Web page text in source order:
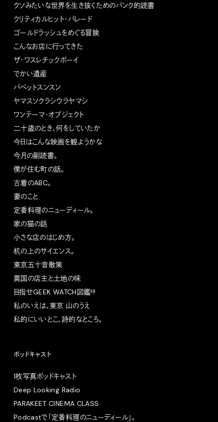
クソみたいな世界を生き抜くためのパンク的読書
クリティカルヒット・パレード
ゴールドラッシュをめぐる冒険
こんなお店に行ってきた
ザ・ワスレチックボーイ
でかい遺産
パペットスンスン
ヤマスソクラシウラヤマシ
ワンテーマ・オブジェクト
二十歳のとき、何をしていたか
今日はこんな映画を観ようかな
今月の副読書。
僕が住む町の話。
古着のABC。
妻のこと
定番料理のニューディール。
家の猫の話
小さな店のはじめ方。
机の上のサイエンス。
東京五十音散策
異国の店主と土地の味
目指せGEEK WATCH図鑑!!!
私のいえは、東京 山のうえ
私的にいいとこ、詩的なところ。
ポッドキャスト
1枚写真ポッドキャスト
Deep Looking Radio
PARAKEET CINEMA CLASS
Podcastで「定番料理のニューディール」。